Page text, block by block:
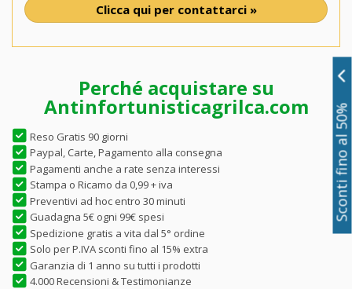
Clicca qui per contattarci »
Perché acquistare su
Antinfortunisticagrilca.com
Reso Gratis 90 giorni
Paypal, Carte, Pagamento alla consegna
Pagamenti anche a rate senza interessi
Stampa o Ricamo da 0,99 + iva
Preventivi ad hoc entro 30 minuti
Guadagna 5€ ogni 99€ spesi
Spedizione gratis a vita dal 5° ordine
Solo per P.IVA sconti fino al 15% extra
Garanzia di 1 anno su tutti i prodotti
4.000 Recensioni & Testimonianze
Sconti fino al 50%